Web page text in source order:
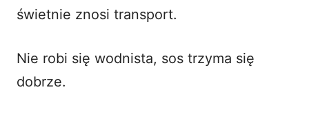
świetnie znosi transport.
Nie robi się wodnista, sos trzyma się
dobrze.